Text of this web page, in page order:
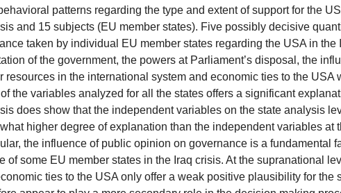
patterns regarding the type and extent of support for the
and 15 subjects (EU member states). Five possibly decisive
taken by individual EU member states regarding the USA in
of the government, the powers at Parliament’s disposal, the
resources in the international system and economic ties to the
the variables analyzed for all the states offers a significant
does show that the independent variables on the state analysis
higher degree of explanation than the independent variables at
the influence of public opinion on governance is a fundamental
of some EU member states in the Iraq crisis. At the supranational
ties to the USA only offer a weak positive plausibility for the